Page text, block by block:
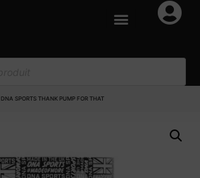
DNA SPORTS THANK PUMP FOR THAT